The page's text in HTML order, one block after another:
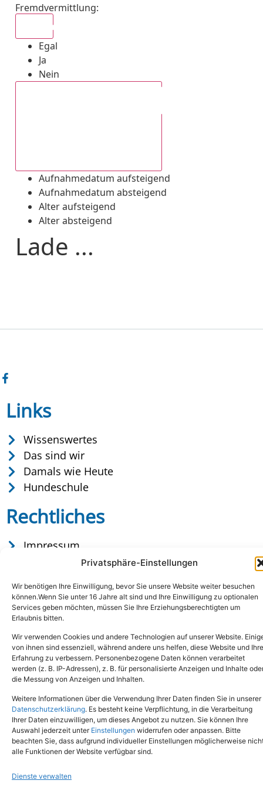
Privatsphäre-Einstellungen
Wir benötigen Ihre Einwilligung, bevor Sie unsere Website weiter besuchen
können.Wenn Sie unter 16 Jahre alt sind und Ihre Einwilligung zu optionalen
Services geben möchten, müssen Sie Ihre Erziehungsberechtigten um
Erlaubnis bitten.
Wir verwenden Cookies und andere Technologien auf unserer Website.
von ihnen sind essenziell, während andere uns helfen, diese Website und Ihre
Erfahrung zu verbessern. Personenbezogene Daten können verarbeitet
werden (z. B. IP-Adressen), z. B. für personalisierte Anzeigen und Inhalte
die Messung von Anzeigen und Inhalten.
Weitere Informationen über die Verwendung Ihrer Daten finden Sie in unserer
Datenschutzerklärung. Es besteht keine Verpflichtung, in die Verarbeitung
Ihrer Daten einzuwilligen, um dieses Angebot zu nutzen. Sie können Ihre
Auswahl jederzeit unter Einstellungen widerrufen oder anpassen. Bitte
beachten Sie, dass aufgrund individueller Einstellungen möglicherweise
alle Funktionen der Website verfügbar sind.
Dienste verwalten
Fremdvermittlung:
Egal
Ja
Nein
Aufnahmedatum aufsteigend
Aufnahmedatum absteigend
Alter aufsteigend
Alter absteigend
Lade ...
Links
Wissenswertes
Das sind wir
Damals wie Heute
Hundeschule
Rechtliches
Impressum
Datenschutz
Copyright © 2024. Alle Rechte vorbehalten.
Tel.: (02651) - 77438info@tierheim-mayen.de
In der Pluns 1, 56727 Mayen